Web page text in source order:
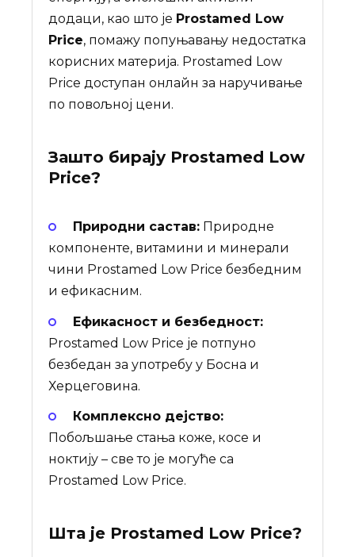
додаци, као што је Prostamed Low
Price, помажу попуњавању недостатка
корисних материја. Prostamed Low
Price доступан онлайн за наручивање
по повољној цени.
Зашто бирају Prostamed Low
Price?
Природни састав: Природне
компоненте, витамини и минерали
чини Prostamed Low Price безбедним
и ефикасним.
Ефикасност и безбедност:
Prostamed Low Price је потпуно
безбедан за употребу у Босна и
Херцеговина.
Комплексно дејство:
Побољшање стања коже, косе и
ноктију – све то је могуће са
Prostamed Low Price.
Шта је Prostamed Low Price?